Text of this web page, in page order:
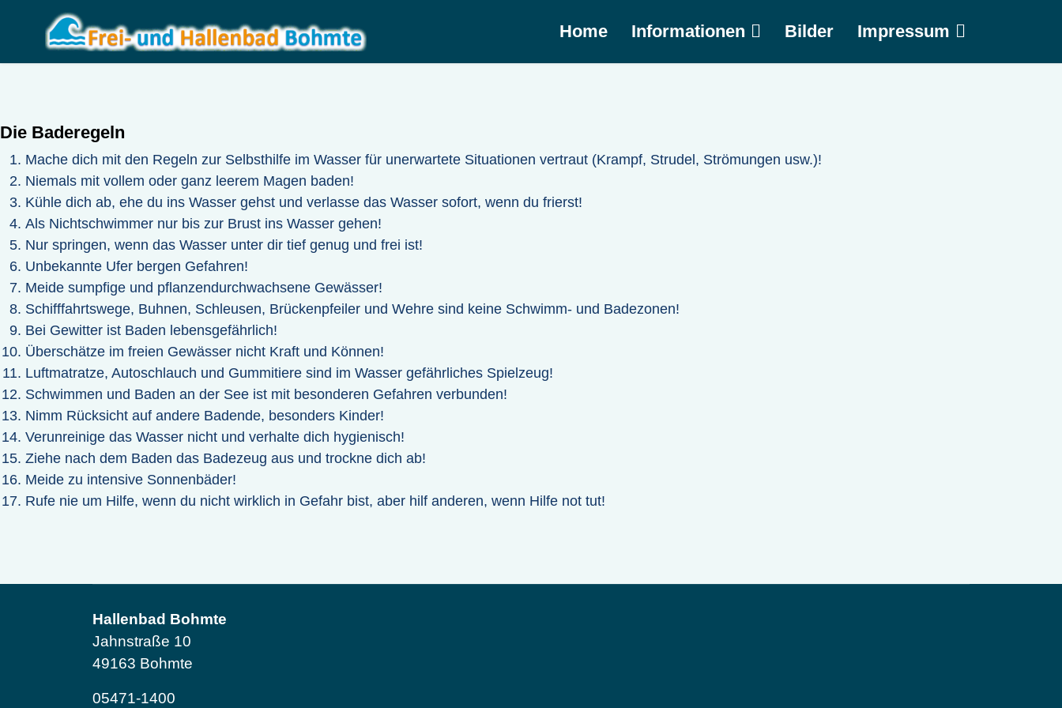
Home Informationen Bilder Impressum
Die Baderegeln
Mache dich mit den Regeln zur Selbsthilfe im Wasser für unerwartete Situationen vertraut (Krampf, Strudel, Strömungen usw.)!
Niemals mit vollem oder ganz leerem Magen baden!
Kühle dich ab, ehe du ins Wasser gehst und verlasse das Wasser sofort, wenn du frierst!
Als Nichtschwimmer nur bis zur Brust ins Wasser gehen!
Nur springen, wenn das Wasser unter dir tief genug und frei ist!
Unbekannte Ufer bergen Gefahren!
Meide sumpfige und pflanzendurchwachsene Gewässer!
Schifffahrtswege, Buhnen, Schleusen, Brückenpfeiler und Wehre sind keine Schwimm- und Badezonen!
Bei Gewitter ist Baden lebensgefährlich!
Überschätze im freien Gewässer nicht Kraft und Können!
Luftmatratze, Autoschlauch und Gummitiere sind im Wasser gefährliches Spielzeug!
Schwimmen und Baden an der See ist mit besonderen Gefahren verbunden!
Nimm Rücksicht auf andere Badende, besonders Kinder!
Verunreinige das Wasser nicht und verhalte dich hygienisch!
Ziehe nach dem Baden das Badezeug aus und trockne dich ab!
Meide zu intensive Sonnenbäder!
Rufe nie um Hilfe, wenn du nicht wirklich in Gefahr bist, aber hilf anderen, wenn Hilfe not tut!
Hallenbad Bohmte
Jahnstraße 10
49163 Bohmte
05471-1400